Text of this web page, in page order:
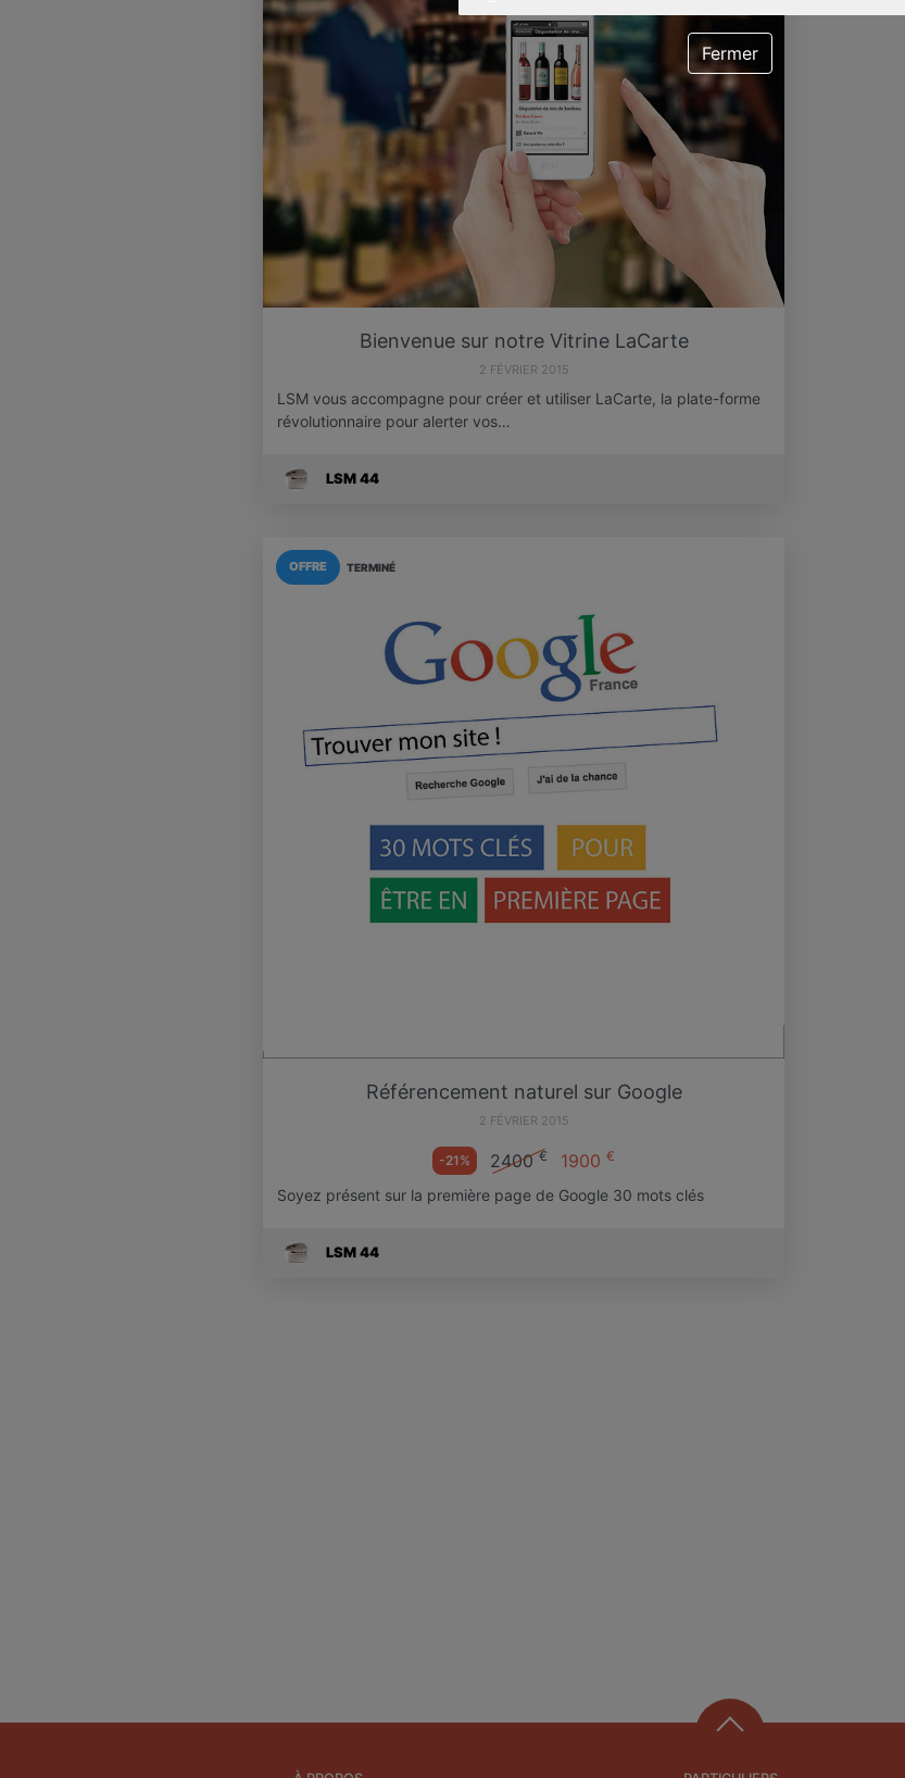
Bienvenue sur notre Vitrine LaCarte
2 FÉVRIER 2015
LSM vous accompagne pour créer et utiliser LaCarte, la plate-forme
révolutionnaire pour alerter vos…
LSM 44
TERMINÉ
OFFRE
Référencement naturel sur Google
2 FÉVRIER 2015
-21% 2400€ 1900 €
Soyez présent sur la première page de Google 30 mots clés
LSM 44
Fermer